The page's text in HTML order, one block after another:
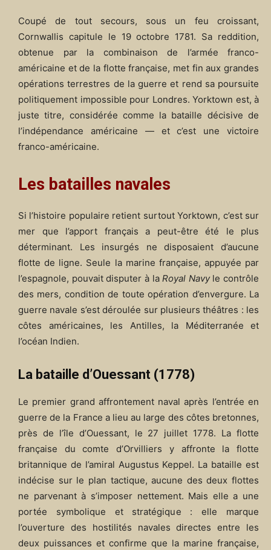
Coupé de tout secours, sous un feu croissant,
Cornwallis capitule le 19 octobre 1781. Sa reddition,
obtenue par la combinaison de l’armée franco-
américaine et de la flotte française, met fin aux grandes
opérations terrestres de la guerre et rend sa poursuite
politiquement impossible pour Londres. Yorktown est, à
juste titre, considérée comme la bataille décisive de
l’indépendance américaine — et c’est une victoire
franco-américaine.
Les batailles navales
Si l’histoire populaire retient surtout Yorktown, c’est sur
mer que l’apport français a peut-être été le plus
déterminant. Les insurgés ne disposaient d’aucune
flotte de ligne. Seule la marine française, appuyée par
l’espagnole, pouvait disputer à laRoyal Navyle contrôle
des mers, condition de toute opération d’envergure. La
guerre navale s’est déroulée sur plusieurs théâtres : les
côtes américaines, les Antilles, la Méditerranée et
l’océan Indien.
La bataille d’Ouessant (1778)
Le premier grand affrontement naval après l’entrée en
guerre de la France a lieu au large des côtes bretonnes,
près de l’île d’Ouessant, le 27 juillet 1778. La flotte
française du comte d’Orvilliers y affronte la flotte
britannique de l’amiral Augustus Keppel. La bataille est
indécise sur le plan tactique, aucune des deux flottes
ne parvenant à s’imposer nettement. Mais elle a une
portée symbolique et stratégique : elle marque
l’ouverture des hostilités navales directes entre les
deux puissances et confirme que la marine française,